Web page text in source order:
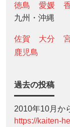
徳島 愛媛
九州・沖縄
佐賀 大分
鹿児島
過去の投稿
2010年10月か
https://kaiten-